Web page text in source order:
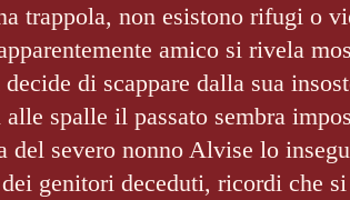
trappola, non esistono rifugi o
amico si rivela
di scappare dalla sua
spalle il passato sembra
del severo nonno Alvise lo
genitori deceduti, ricordi che si